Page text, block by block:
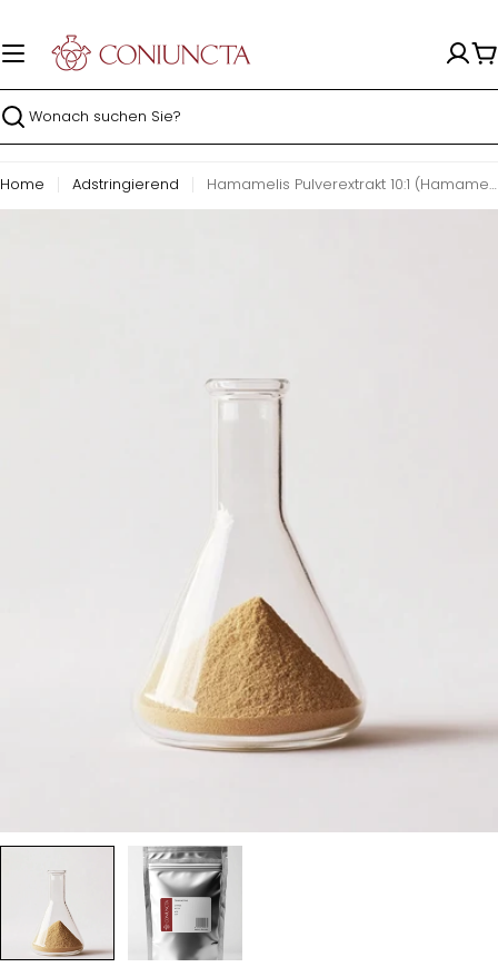
springen
Suchen
Home Adstringierend Hamamelis Pulverextrakt 10:1 (Hamamelis Virginiana)